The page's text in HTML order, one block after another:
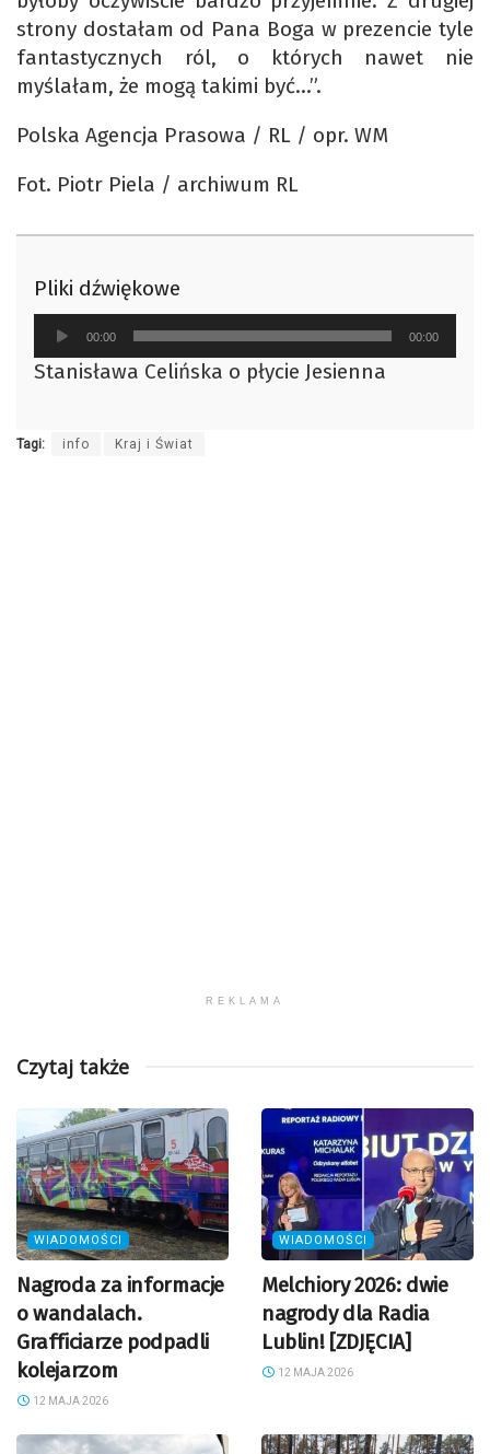
strony dostałam od Pana Boga w prezencie tyle
fantastycznych ról, o których nawet nie
myślałam, że mogą takimi być…”.
Polska Agencja Prasowa / RL / opr. WM
Fot. Piotr Piela / archiwum RL
Pliki dźwiękowe
Odtwarzacz
plików
dźwiękowych
00:00 00:00
Stanisława Celińska o płycie Jesienna
Tagi: info Kraj i Świat
REKLAMA
Czytaj także
WIADOMOŚCI
Nagroda za informacje
o wandalach.
Grafficiarze podpadli
kolejarzom
12 MAJA 2026
WIADOMOŚCI
Melchiory 2026: dwie
nagrody dla Radia
Lublin! [ZDJĘCIA]
12 MAJA 2026